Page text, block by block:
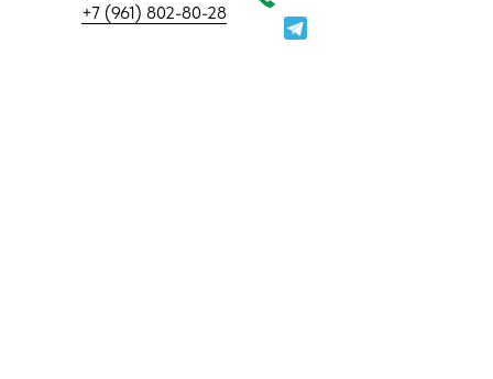
+7 (961) 802-80-28